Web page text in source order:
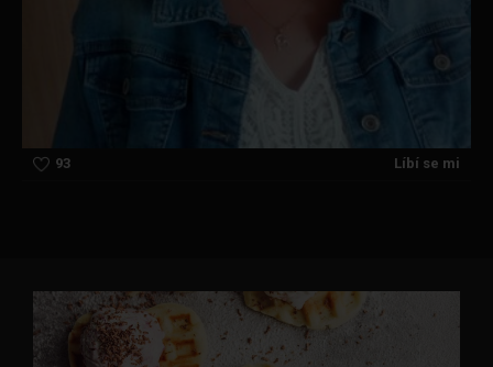
93 Líbí se mi